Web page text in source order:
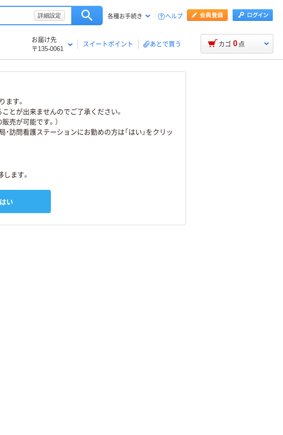
詳細設定 各種お手続き ヘルプ
お届け先
〒135-0061
スイートポイント あとで買う カゴ 0 点
ます。
とが出来ませんのでご了承ください。
売が可能です。）
・訪問看護ステーションにお勤めの方は「はい」をクリッ
ます。
はい